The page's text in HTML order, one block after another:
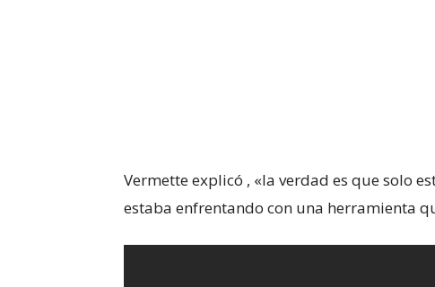
Vermette explicó , «la verdad es que solo
estaba enfrentando con una herramienta